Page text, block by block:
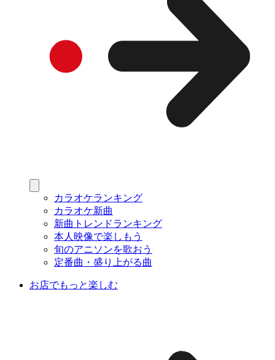
カラオケランキング
カラオケ新曲
新曲トレンドランキング
本人映像で楽しもう
旬のアニソンを歌おう
定番曲・盛り上がる曲
お店でもっと楽しむ